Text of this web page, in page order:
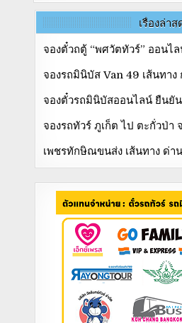
เรื่องล่าสุ
จองตั๋วถตู้ “พศวัตทัวร์” ออนไ
จองรถมินิบัส Van 49 เส้นทาง
จองตั๋วรถมินิบัสออนไลน์ ยืนยั
จองรถทัวร์ ภูเก็ต ไป ตะกั่วป่า
เพชรทักษิณขนส่ง เส้นทาง ด่า